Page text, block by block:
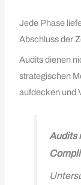
Jede Phase
Abschluss der
Audits dienen
strategischen
aufdecken und
Audits